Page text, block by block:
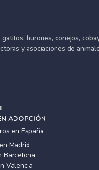
hurones, conejos,
y asociaciones de
ADOPCIÓN
en España
Madrid
Barcelona
Valencia